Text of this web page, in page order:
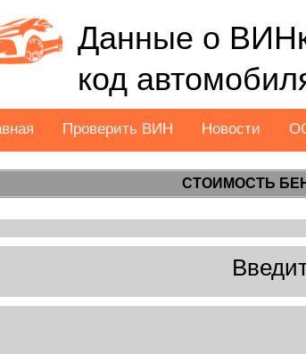
Данные о
код
Проверить ВИН Новости
СТОИМОСТЬ